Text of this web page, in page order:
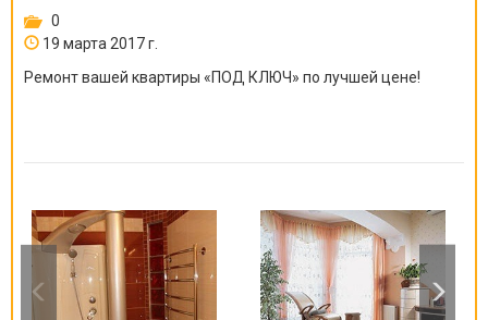
0
19 марта 2017 г.
Ремонт вашей квартиры «ПОД КЛЮЧ» по лучшей цене!